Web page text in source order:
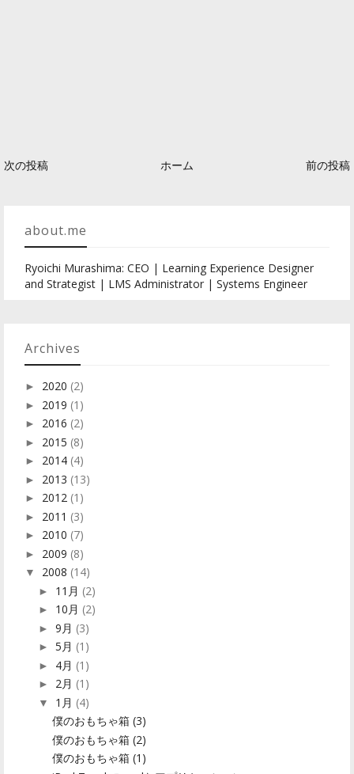
次の投稿 ホーム 前の投稿
about.me
Ryoichi Murashima: CEO | Learning Experience Designer
and Strategist | LMS Administrator | Systems Engineer
Archives
► 2020 (2)
► 2019 (1)
► 2016 (2)
► 2015 (8)
► 2014 (4)
► 2013 (13)
► 2012 (1)
► 2011 (3)
► 2010 (7)
► 2009 (8)
▼ 2008 (14)
► 11月 (2)
► 10月 (2)
► 9月 (3)
► 5月 (1)
► 4月 (1)
► 2月 (1)
▼ 1月 (4)
僕のおもちゃ箱 (3)
僕のおもちゃ箱 (2)
僕のおもちゃ箱 (1)